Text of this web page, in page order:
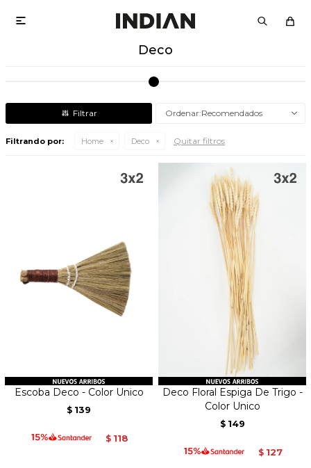

Deco
Recomendados
Filtrando por: Home Deco Quitar filtros
Escoba Deco - Color Unico
$ 139
$ 118
Deco Floral Espiga De Trigo -
Color Unico
$ 149
$ 127